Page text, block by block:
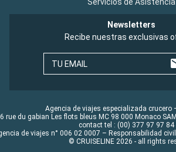
Newsletters
Recibe nuestras exclusivas
TU EMAIL
Agencia de viajes especializada crucero
rue du gabian Les flots bleus MC 98 000 Monaco
contact tel : (00) 377 97 97 84
de viajes n° 006 02 0007 – Responsabilidad
© CRUISELINE 2026 - all rights